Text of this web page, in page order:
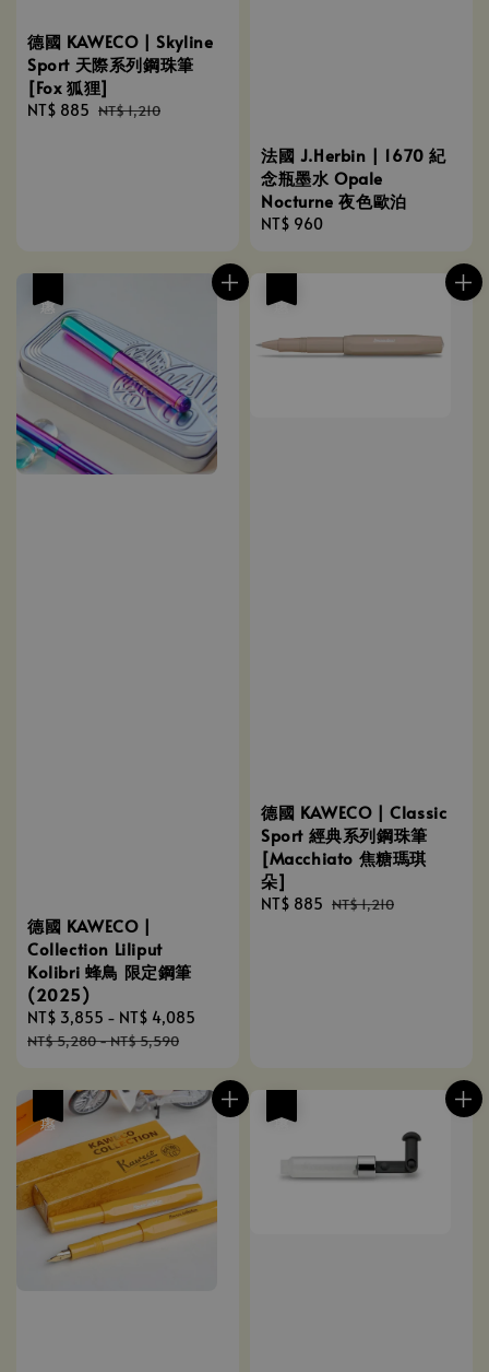
德國 KAWECO | Skyline
Sport 天際系列鋼珠筆
[Fox 狐狸]
Sale
NT$ 885 Regular
NT$ 1,210
法國 J.Herbin | 1670 紀
念瓶墨水 Opale
Nocturne 夜色歐泊
Regular
NT$ 960
德國 KAWECO |
Collection Liliput
Kolibri 蜂鳥 限定鋼筆
(2025)
Sale
price
NT$ 3,855 - NT$ 4,085
NT$ 5,280-NT$ 5,590
德國 KAWECO | Classic
Sport 經典系列鋼珠筆
[Macchiato 焦糖瑪琪
朵]
Sale
NT$ 885 Regular
NT$ 1,210